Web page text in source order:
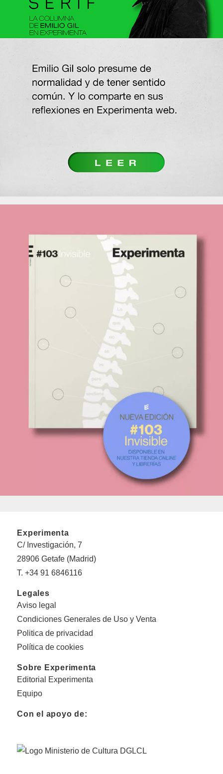
Experimenta
C/ Investigación, 7
28906 Getafe (Madrid)
T. +34 91 6846116
Legales
Aviso legal
Condiciones Generales de Uso y Venta
Politica de privacidad
Política de cookies
Sobre Experimenta
Editorial Experimenta
Equipo
Con el apoyo de: